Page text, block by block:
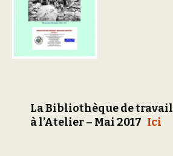
La Bibliothèque de travail
à l’Atelier – Mai 2017 Ici